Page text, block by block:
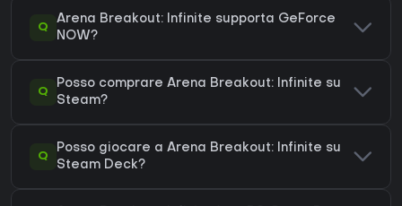
Q
Arena Breakout: Infinite supporta GeForce
NOW?
Q
Posso comprare Arena Breakout: Infinite su
Steam?
Q
Posso giocare a Arena Breakout: Infinite su
Steam Deck?